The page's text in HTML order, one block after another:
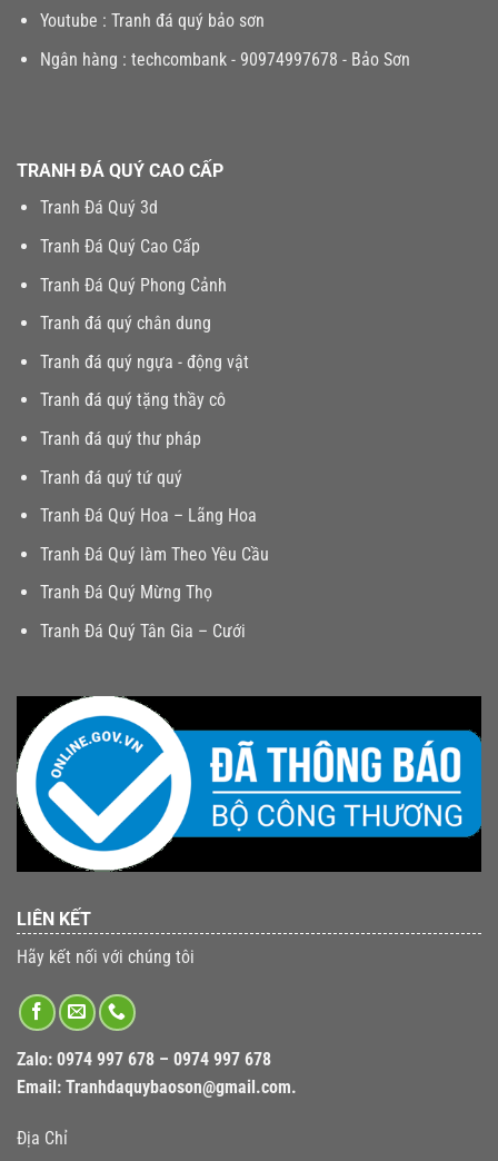
Youtube : Tranh đá quý bảo sơn
Ngân hàng : techcombank - 90974997678 - Bảo Sơn
TRANH ĐÁ QUÝ CAO CẤP
Tranh Đá Quý 3d
Tranh Đá Quý Cao Cấp
Tranh Đá Quý Phong Cảnh
Tranh đá quý chân dung
Tranh đá quý ngựa - động vật
Tranh đá quý tặng thầy cô
Tranh đá quý thư pháp
Tranh đá quý tứ quý
Tranh Đá Quý Hoa – Lãng Hoa
Tranh Đá Quý làm Theo Yêu Cầu
Tranh Đá Quý Mừng Thọ
Tranh Đá Quý Tân Gia – Cưới
LIÊN KẾT
Hãy kết nối với chúng tôi
Zalo: 0974 997 678 – 0974 997 678
Email: Tranhdaquybaoson@gmail.com.
Địa Chỉ